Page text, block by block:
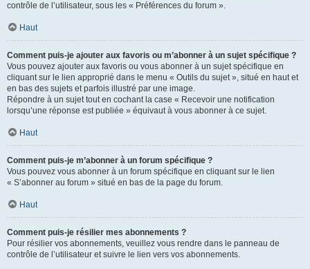
contrôle de l’utilisateur, sous les « Préférences du forum ».
Haut
Comment puis-je ajouter aux favoris ou m’abonner à un sujet spécifique ?
Vous pouvez ajouter aux favoris ou vous abonner à un sujet spécifique en
cliquant sur le lien approprié dans le menu « Outils du sujet », situé en haut et
en bas des sujets et parfois illustré par une image.
Répondre à un sujet tout en cochant la case « Recevoir une notification
lorsqu’une réponse est publiée » équivaut à vous abonner à ce sujet.
Haut
Comment puis-je m’abonner à un forum spécifique ?
Vous pouvez vous abonner à un forum spécifique en cliquant sur le lien
« S’abonner au forum » situé en bas de la page du forum.
Haut
Comment puis-je résilier mes abonnements ?
Pour résilier vos abonnements, veuillez vous rendre dans le panneau de
contrôle de l’utilisateur et suivre le lien vers vos abonnements.